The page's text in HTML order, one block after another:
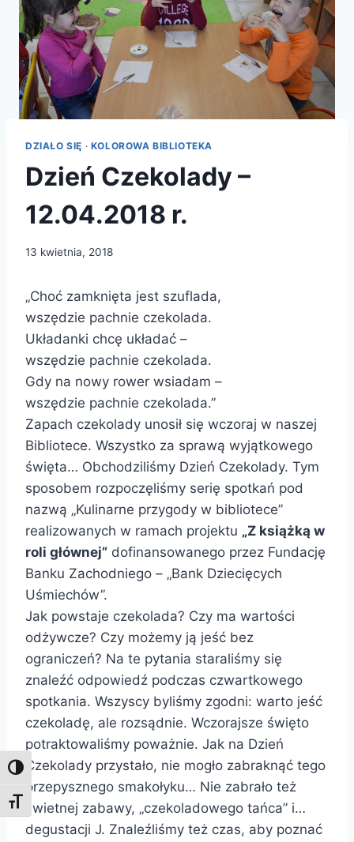
Toggle High Contrast
Toggle Font size
DZIAŁO SIĘ · KOLOROWA BIBLIOTEKA
Dzień Czekolady –
12.04.2018 r.
13 kwietnia, 2018
„Choć zamknięta jest szuflada,
wszędzie pachnie czekolada.
Układanki chcę układać –
wszędzie pachnie czekolada.
Gdy na nowy rower wsiadam –
wszędzie pachnie czekolada.”
Zapach czekolady unosił się wczoraj w naszej
Bibliotece. Wszystko za sprawą wyjątkowego
święta… Obchodziliśmy Dzień Czekolady. Tym
sposobem rozpoczęliśmy serię spotkań pod
nazwą „Kulinarne przygody w bibliotece”
realizowanych w ramach projektu „Z książką w
roli głównej” dofinansowanego przez Fundację
Banku Zachodniego – „Bank Dziecięcych
Uśmiechów”.
Jak powstaje czekolada? Czy ma wartości
odżywcze? Czy możemy ją jeść bez
ograniczeń? Na te pytania staraliśmy się
znaleźć odpowiedź podczas czwartkowego
spotkania. Wszyscy byliśmy zgodni: warto jeść
czekoladę, ale rozsądnie. Wczorajsze święto
potraktowaliśmy poważnie. Jak na Dzień
Czekolady przystało, nie mogło zabraknąć tego
przepysznego smakołyku… Nie zabrało też
świetnej zabawy, „czekoladowego tańca” i…
degustacji J. Znaleźliśmy też czas, aby poznać